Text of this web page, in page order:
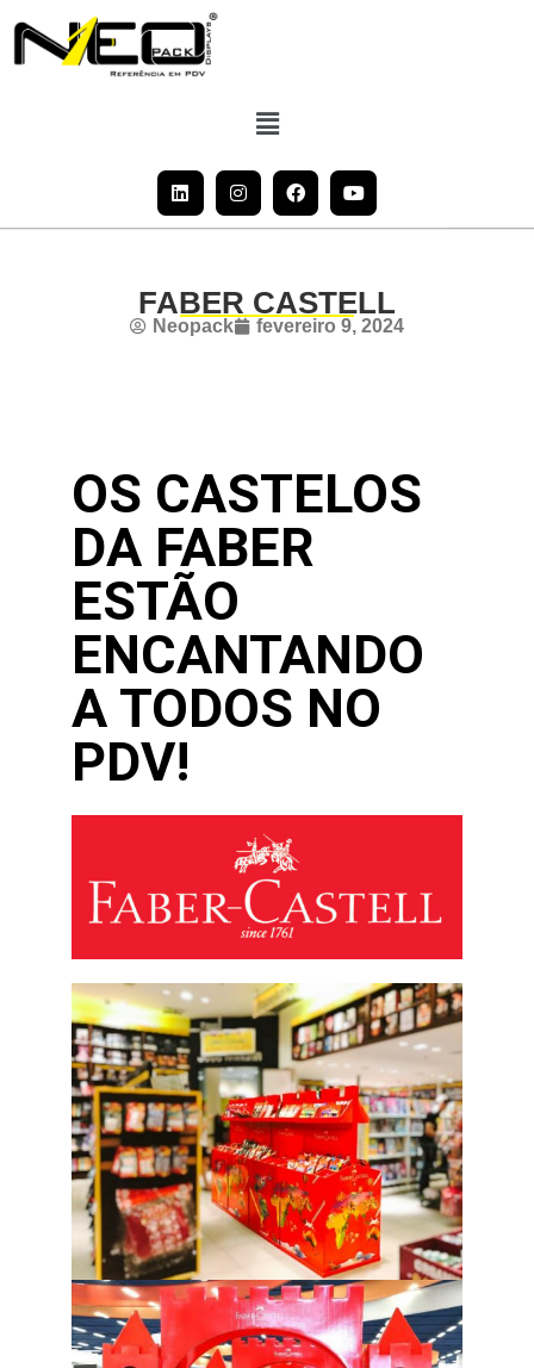
FABER CASTELL
Neopack fevereiro 9, 2024
OS CASTELOS
DA FABER
ESTÃO
ENCANTANDO
A TODOS NO
PDV!